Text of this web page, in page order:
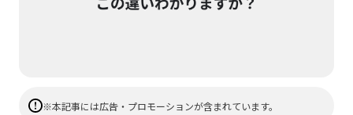
※本記事には広告・プロモーションが含まれています。